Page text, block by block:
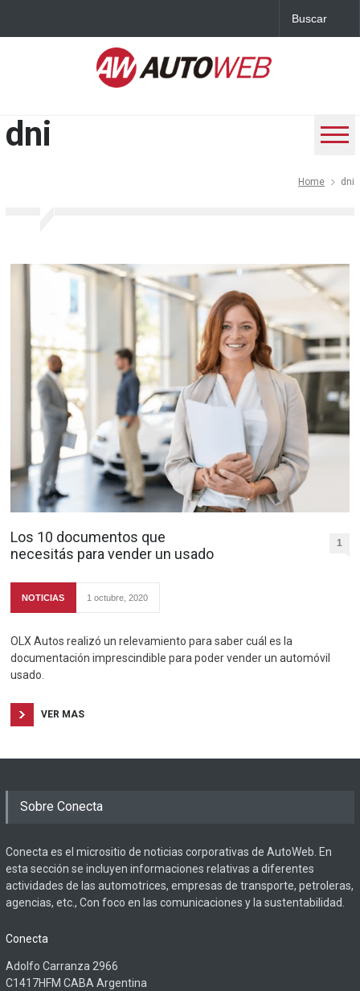
dni
Home dni
Los 10 documentos que
necesitás para vender un usado
1
NOTICIAS 1 octubre, 2020
OLX Autos realizó un relevamiento para saber cuál es la
documentación imprescindible para poder vender un automóvil
usado.
VER MAS
Sobre Conecta
Conecta es el micrositio de noticias corporativas de AutoWeb. En
esta sección se incluyen informaciones relativas a diferentes
actividades de las automotrices, empresas de transporte, petroleras,
agencias, etc., Con foco en las comunicaciones y la sustentabilidad.
Conecta
Adolfo Carranza 2966
C1417HFM CABA Argentina